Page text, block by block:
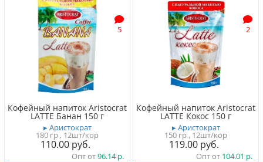
5
Кофейный напиток Aristocrat
LATTE Банан 150 г
▸ Аристократ
180 гр , 12шт/кор
110.00
Опт от96.14
2
Кофейный напиток Aristocrat
LATTE Кокос 150 г
▸ Аристократ
150 гр , 12шт/кор
119.00
Опт от 104.01